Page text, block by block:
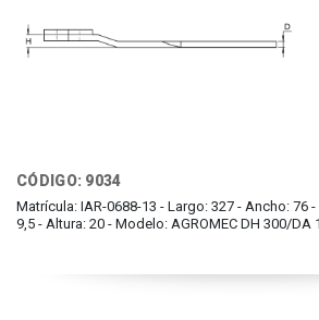
CÓDIGO: 9034
Matrícula: IAR-0688-13 - Largo: 327 - Ancho: 76
9,5 - Altura: 20 - Modelo: AGROMEC DH 300/DA